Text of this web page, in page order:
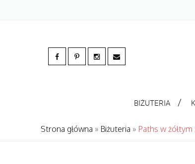
BIŻUTERIA
Strona główna » Biżuteria » Paths w